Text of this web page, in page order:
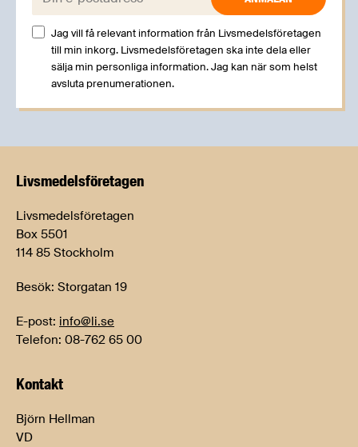
Jag vill få relevant information från Livsmedelsföretagen
till min inkorg. Livsmedelsföretagen ska inte dela eller
sälja min personliga information. Jag kan när som helst
avsluta prenumerationen.
Livsmedels­företagen
Livsmedelsföretagen
Box 5501
114 85 Stockholm
Besök: Storgatan 19
E-post: info@li.se
Telefon: 08-762 65 00
Kontakt
Björn Hellman
VD